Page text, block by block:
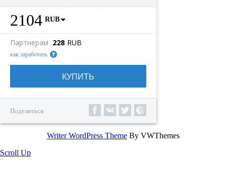
2104 RUB
Партнерам 228 RUB
как заработать
КУПИТЬ
Поделиться
Writer WordPress ThemeBy VWThemes
Scroll Up